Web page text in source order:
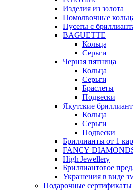
Изделия из золота
Помолвочные
Пусеты с
BAGUETTE
Кольца
Серьги
Черная пятница
Кольца
Серьги
Браслеты
Подвески
Якутские
Кольца
Серьги
Подвески
Бриллианты от 1
FANCY
High Jewellery
Бриллиантовое
Украшения в виде
Подарочные сертификаты